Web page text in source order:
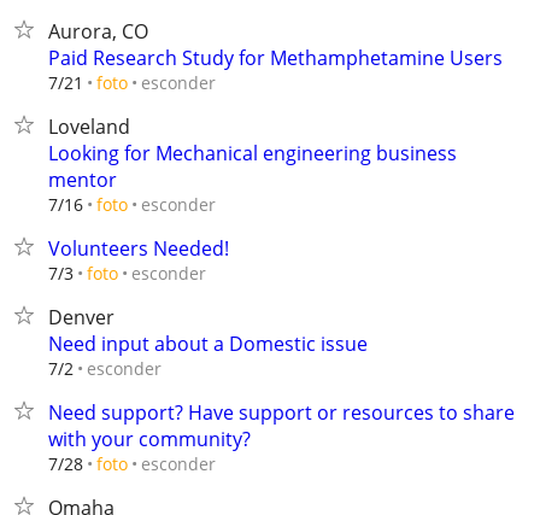
Aurora, CO
Paid Research Study for Methamphetamine Users
7/21 foto esconder
Loveland
Looking for Mechanical engineering business
mentor
7/16 foto esconder
Volunteers Needed!
7/3 foto esconder
Denver
Need input about a Domestic issue
7/2 esconder
Need support? Have support or resources to share
with your community?
7/28 foto esconder
Omaha